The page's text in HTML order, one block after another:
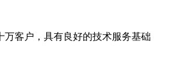
万客户，具有良好的技术服务基础